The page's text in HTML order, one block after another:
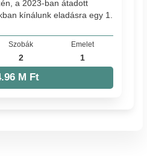
a 2023-ban átadott
kínálunk eladásra egy 1.
Szobák
2
Emelet
1
M Ft